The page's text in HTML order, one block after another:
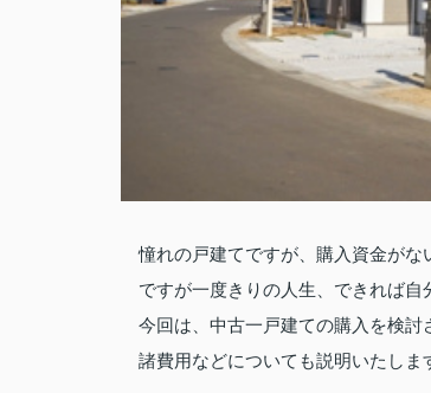
憧れの戸建てですが、購入資金がな
ですが一度きりの人生、できれば自
今回は、中古一戸建ての購入を検
諸費用などについても説明いたしま